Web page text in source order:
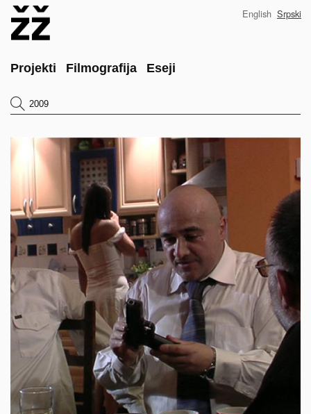
Main
Projekti Filmografija Eseji
English Srpski